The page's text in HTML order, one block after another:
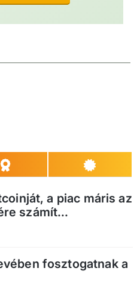
a piac máris az
számít...
fosztogatnak a